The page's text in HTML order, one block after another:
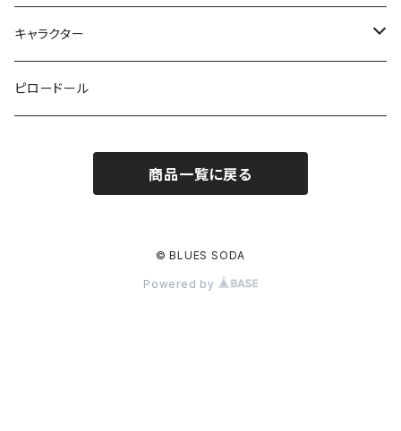
キャラクター
鉄仮面マン
スカルマスクマン
ピロードール
商品一覧に戻る
© BLUES SODA
Powered by